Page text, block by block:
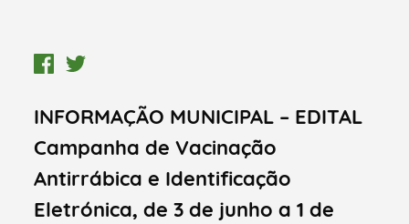
INFORMAÇÃO MUNICIPAL – EDITAL
Campanha de Vacinação
Antirrábica e Identificação
Eletrónica, de 3 de junho a 1 de